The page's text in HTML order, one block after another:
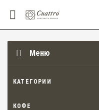
Меню
КАТЕГОРИИ
КОФЕ